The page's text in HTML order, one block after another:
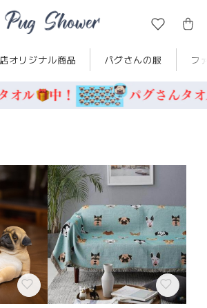
オリジナル商品 パグさんの服 フ